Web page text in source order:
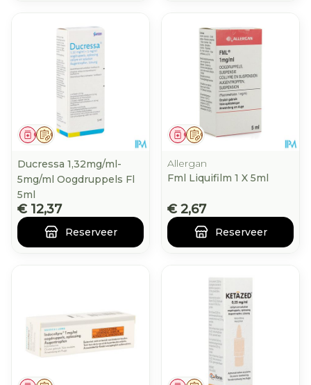
Op voorschrift
Geneesmiddel
Ducressa 1,32mg/ml-
5mg/ml Oogdruppels Fl
5ml
€ 12,37
Reserveer
Op voorschrift
Geneesmiddel
Allergan
Fml Liquifilm 1 X 5ml
€ 2,67
Reserveer